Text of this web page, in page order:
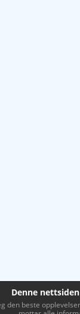
Denne
den beste